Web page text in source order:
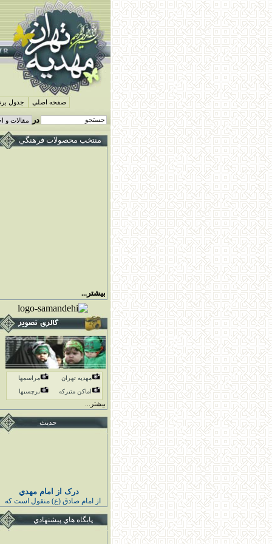
جدول صفحه اصلي
در
منتخب محصولات فرهنگي
بیشتر...
مهدیه تهران
مراسمها
اماكن متبركه
برچسبها
بیشتر...
حدیث
از امام صادق (ع) منقول است كه
پيامبر اكرم (ص) فرمودند :
خوشا به حال كسى كه قائم اهل
بيت مرا درك كند و به او اقتدا كند
قبل از قيامش تابع ائمه هدايت
پايگاه هاي پيشنهادي